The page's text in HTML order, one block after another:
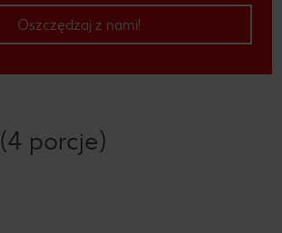
Oszczędzaj z nami!
(4 porcje)